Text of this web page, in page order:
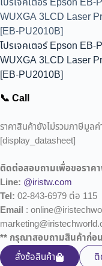
WUXGA 3LCD Laser
[EB-PU2010B]
โปรเจคเตอร์ Epson
WUXGA 3LCD Laser
[EB-PU2010B]
📞 Call
ราคาสินค้ายังไม่รวมภาษีมูลค่
[display_datasheet]
ติดต่อสอบถามเพื่อขอราค
Line: @iristw.com
Tel: 02-843-6979 ต่อ 115
Email :
** กรุณาสอบถามสินค้าก่อ
สั่งซ้อสินค้า